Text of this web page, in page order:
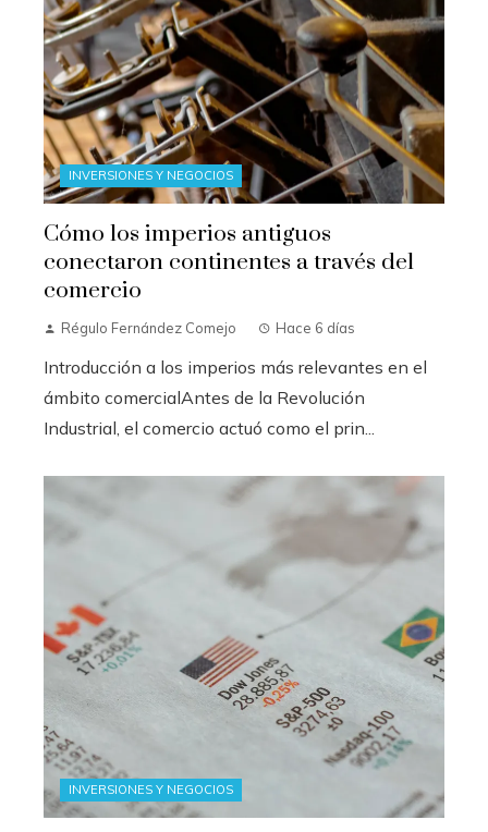
INVERSIONES Y NEGOCIOS
Cómo los imperios antiguos
conectaron continentes a través del
comercio
Régulo Fernández Comejo Hace 6 días
Introducción a los imperios más relevantes en el
ámbito comercialAntes de la Revolución
Industrial, el comercio actuó como el prin...
INVERSIONES Y NEGOCIOS